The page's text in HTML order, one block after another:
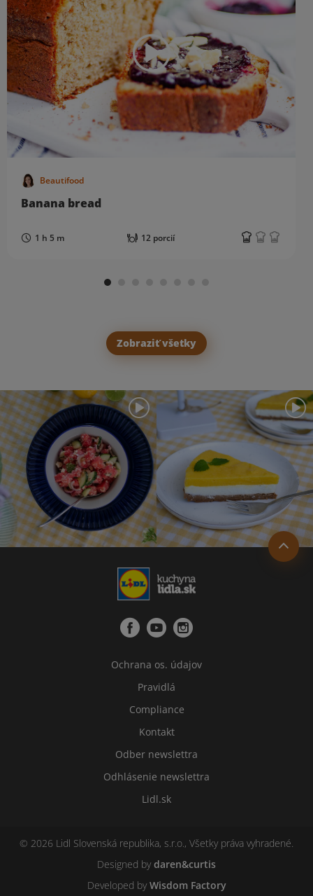
Beautifood
Banana bread
1 h 5 m 12 porcií
Zobraziť všetky
Ochrana os. údajov
Pravidlá
Compliance
Kontakt
Odber newslettra
Odhlásenie newslettra
Lidl.sk
© 2026 Lidl Slovenská republika, s.r.o., Všetky práva vyhradené.
Designed bydaren&curtis
Developed byWisdom Factory